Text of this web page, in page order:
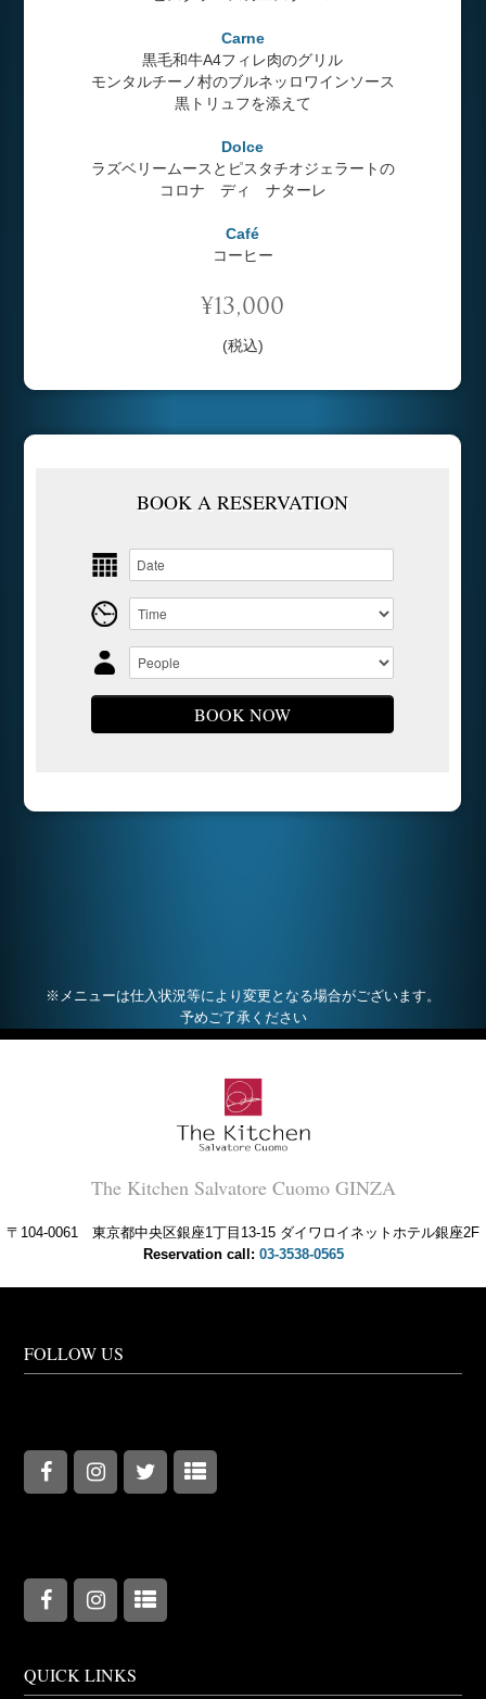
Carne
黒毛和牛A4フィレ肉のグリル
モンタルチーノ村のブルネッロワインソース
黒トリュフを添えて
Dolce
ラズベリームースとピスタチオジェラートの
コロナ ディ ナターレ
Café
コーヒー
¥13,000
(税込)
BOOK A RESERVATION
※メニューは仕入状況等により変更となる場合がございます。
予めご了承ください
The Kitchen Salvatore Cuomo GINZA
〒104-0061 東京都中央区銀座1丁目13-15 ダイワロイネットホテル銀座2F
Reservation call: 03-3538-0565
FOLLOW US
QUICK LINKS